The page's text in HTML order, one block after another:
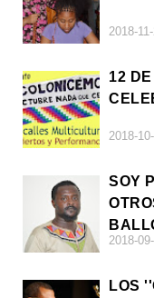
2018-
12
2018-
SOY
2018-
LOS